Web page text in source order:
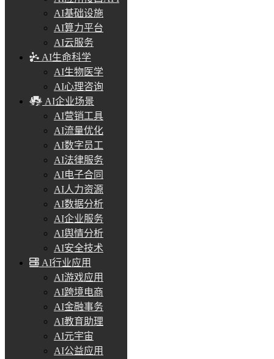
AI基础设施
AI算力平台
AI云服务
AI生命科学
AI生物医学
AI心理咨询
AI企业场景
AI营销工具
AI流量优化
AI数字员工
AI法律服务
AI电子合同
AI人力资源
AI数据分析
AI企业服务
AI舆情分析
AI安全技术
AI行业应用
AI游戏应用
AI跨境电商
AI金融事务
AI教育助理
AI元宇宙
AI公益应用